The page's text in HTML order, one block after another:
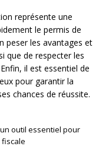
représente une
le permis de
peser les avantages et
que de respecter les
il est essentiel de
pour garantir la
chances de réussite.
outil essentiel pour